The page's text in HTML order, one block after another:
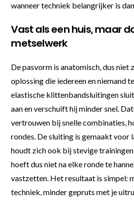
wanneer techniek belangrijker is
Vast als een huis, maar
metselwerk
De pasvorm is anatomisch, dus niet
oplossing die iedereen en niemand
elastische klittenbandsluitingen
aan en verschuift hij minder snel.
vertrouwen bij snelle combinaties,
rondes. De sluiting is gemaakt voor
houdt zich ook bij stevige
hoeft dus niet na elke ronde te
vastzetten. Het resultaat is simpel:
techniek, minder gepruts met je